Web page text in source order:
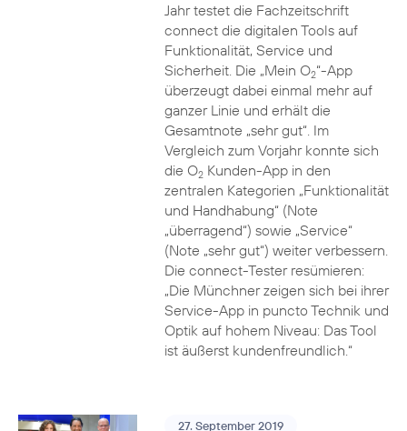
Jahr testet die Fachzeitschrift
connect die digitalen Tools auf
Funktionalität, Service und
Sicherheit. Die „Mein O2“-App
überzeugt dabei einmal mehr auf
ganzer Linie und erhält die
Gesamtnote „sehr gut“. Im
Vergleich zum Vorjahr konnte sich
die O2Kunden-App in den
zentralen Kategorien „Funktionalität
und Handhabung“ (Note
„überragend“) sowie „Service“
(Note „sehr gut“) weiter verbessern.
Die connect-Tester resümieren:
„Die Münchner zeigen sich bei ihrer
Service-App in puncto Technik und
Optik auf hohem Niveau: Das Tool
ist äußerst kundenfreundlich.“
27. September 2019